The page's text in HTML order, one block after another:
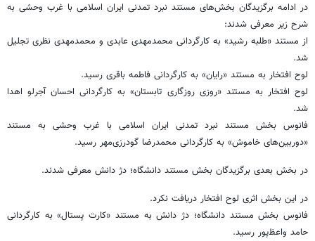
در ادامه برگزیدگان بخش‌های مستند نبرد تمدنی ایران اسلامی با غرب وحشی به
شرح زیر معرفی شدند:
از مستند «طلبه رشید» به کارگردانی محمدمهدی عابدی و محمدمهدی نظری تجلیل
شد.
لوح افتخار به مستند «رایان» به کارگردانی فاطمه باقری رسید.
لوح افتخار به مستند «روزی روزگاری تابستان» به کارگردانی احسان آجرلو اهدا
شد.
فانوس بخش مستند نبرد تمدنی ایران اسلامی با غرب وحشی به مستند
«دوربین‌های خاموش» به کارگردانی محمدرضا گودرزی‌مهر رسید.
در بخش بعدی برگزیدگان بخش مستند دانشگاه؛ دژ دانش معرفی شدند.
در این بخش اثری لوح افتخار دریافت نکرد.
فانوس بخش مستند دانشگاه؛ دژ دانش به مستند «کارت پستال» به کارگردانی
حامد واعظ‌پور رسید.